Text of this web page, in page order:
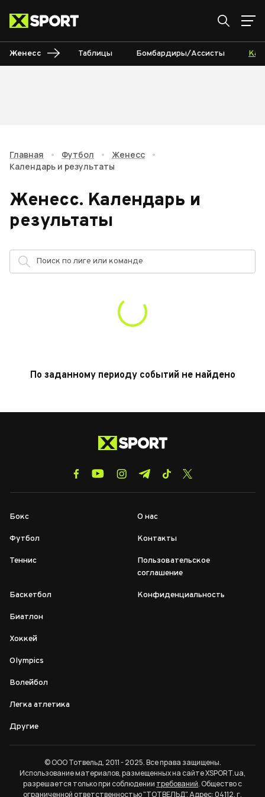
Женесс Таблицы Бомбардиры/Ассисты
Главная • Футбол • Женесс
•
Календарь и результаты
Женесс. Календарь и
результаты
По заданному периоду событий не найдено
Бокс
Футбол
Теннис
Баскетбол
Биатлон
Хоккей
Olympics
Волейбол
Легка атлетика
Другие
О нас
Контакты
Пользовательское
соглашение
Конфиденциальность
© ООО Тотвельд, 2011 - 2025. Все права защищены.
Использование материалов, размещенных на сайте XSPORT.ua,
разрешается только при соблюдении требований. Общество с
ограниченной ответственностью "ТОТВЕЛЬД". Адрес: 04112, г.